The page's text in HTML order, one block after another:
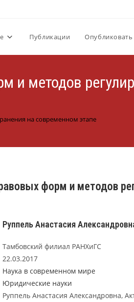
Публикации Опубликовать
и методов
на современном этапе
форм и методов
Руппель Анастасия
Тамбовский филиал РАНХиГС
22.03.2017
Наука в современном мире
Юридические науки
Руппель Анастасия Александровна,